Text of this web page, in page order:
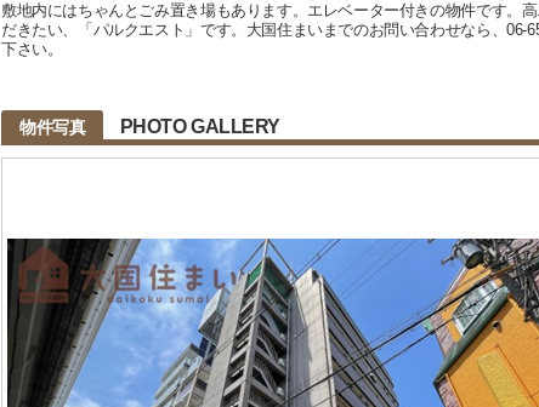
敷地内にはちゃんとごみ置き場もあります。エレベーター付きの物件です。
だきたい、「パルクエスト」です。大国住まいまでのお問い合わせなら、
下さい。
物件写真 PHOTO GALLERY